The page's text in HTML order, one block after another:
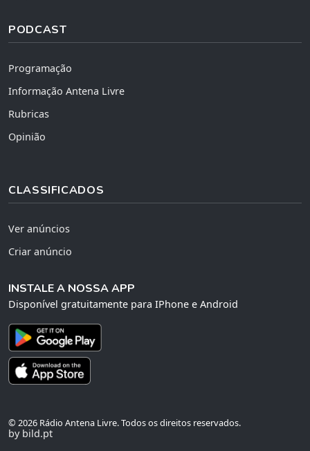
PODCAST
Programação
Informação Antena Livre
Rubricas
Opinião
CLASSIFICADOS
Ver anúncios
Criar anúncio
INSTALE A NOSSA APP
Disponível gratuitamente para IPhone e Android
© 2026 Rádio Antena Livre. Todos os direitos reservados.
by bild.pt